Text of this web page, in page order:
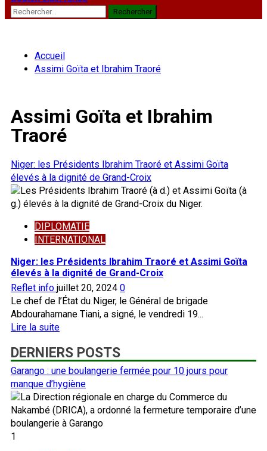
Rechercher :
Accueil
Assimi Goïta et Ibrahim Traoré
Assimi Goïta et Ibrahim
Traoré
Niger: les Présidents Ibrahim Traoré et Assimi Goïta
élevés à la dignité de Grand-Croix
DIPLOMATIE
INTERNATIONAL
Niger: les Présidents Ibrahim Traoré et Assimi Goïta
élevés à la dignité de Grand-Croix
Reflet info juillet 20, 2024 0
Le chef de l’État du Niger, le Général de brigade
Abdourahamane Tiani, a signé, le vendredi 19...
Lire la suiteEn
plus
sur
Niger:
les
Présidents
Ibrahim
DERNIERS POSTS
Garango : une boulangerie fermée pour 10 jours pour
manque d’hygiène
1